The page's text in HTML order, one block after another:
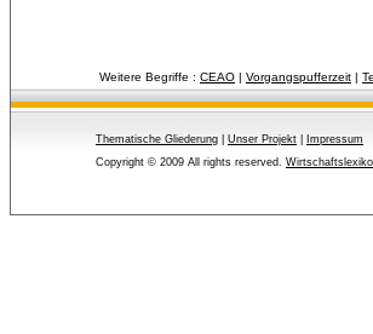
Weitere Begriffe : CEAO | Vorgangspufferzeit |
Thematische Gliederung Unser Projekt
Impressum
Copyright © 2009 All rights reserved.